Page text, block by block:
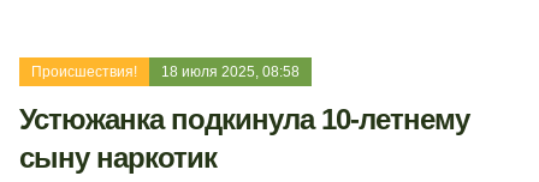
Происшествия! 18 июля 2025, 08:58
Устюжанка подкинула 10-летнему
сыну наркотик